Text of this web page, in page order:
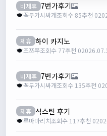
비제휴 7번가후기
꼭두가시싸개조회수 85추천 0
제휴 하이 카지노
조쯔쭈조회수 77추천 0
비제휴 7번가후기
꼭두가시싸개조회수 135추천 0
제휴 식스틴 후기
루마마리치조회수 117추천 0